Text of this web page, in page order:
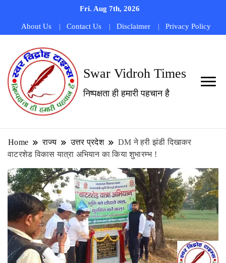
Fri. Aug 7th, 2026
About Us Contact Us Disclaimer Privacy Policy
Swar Vidroh Times
निष्पक्षता ही हमारी पहचान है
Home राज्य उत्तर प्रदेश
DM ने हरी झंडी दिखाकर
वाटरशेड विकास यात्रा अभियान का किया शुभारम्भ !